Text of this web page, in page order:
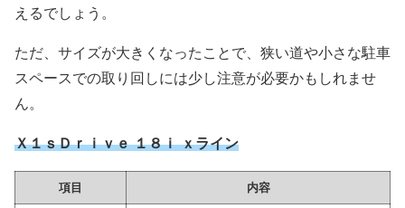
えるでしょう。
ただ、サイズが大きくなったことで、狭い道や小さな駐車
スペースでの取り回しには少し注意が必要かもしれませ
ん。
Ｘ１ｓＤｒｉｖｅ １８ｉ ｘライン
項目 内容